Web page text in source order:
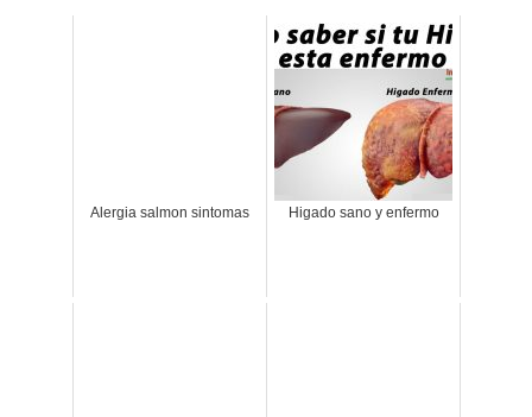
Alergia salmon sintomas Higado sano y enfermo